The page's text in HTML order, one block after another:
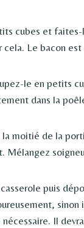
cubes et
Le bacon est
le en petits
dans la
moitié de la
Mélangez
puis
Il